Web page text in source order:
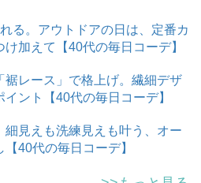
る。アウトドアの日は、定番カ
加えて【40代の毎日コーデ】
裾レース」で格上げ。繊細デザ
ント【40代の毎日コーデ】
細見えも洗練見えも叶う、オー
40代の毎日コーデ】